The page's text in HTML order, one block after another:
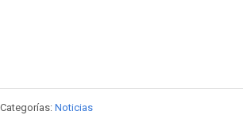
Categorías: Noticias